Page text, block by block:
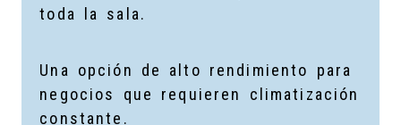
toda la sala.
Una opción de alto rendimiento para
negocios que requieren climatización
constante.